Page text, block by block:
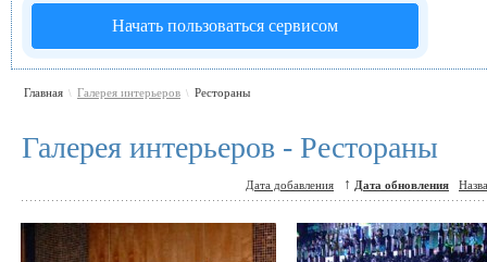
Начать пользоваться сервисом
Главная \ Галерея интерьеров \ Рестораны
Галерея интерьеров - Рестораны
Дата добавления ↑ Дата обновления